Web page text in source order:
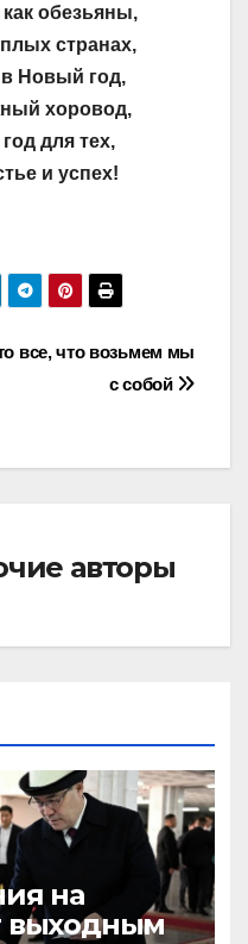
обезьяны,
странах,
Новый год,
хоровод,
для тех,
и успех!
все, что возьмем мы
с собой
авторы
на
выходным